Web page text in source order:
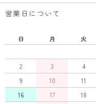
営業日について
日
月 火
2
3 4
9
10 11
16
17 18